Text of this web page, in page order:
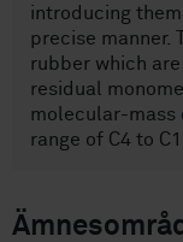
introducing
precise manner.
rubber which
residual
molecular-mass
range of C4 to